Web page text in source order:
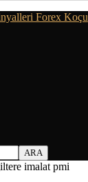
Forex Koçu
imalat pmi